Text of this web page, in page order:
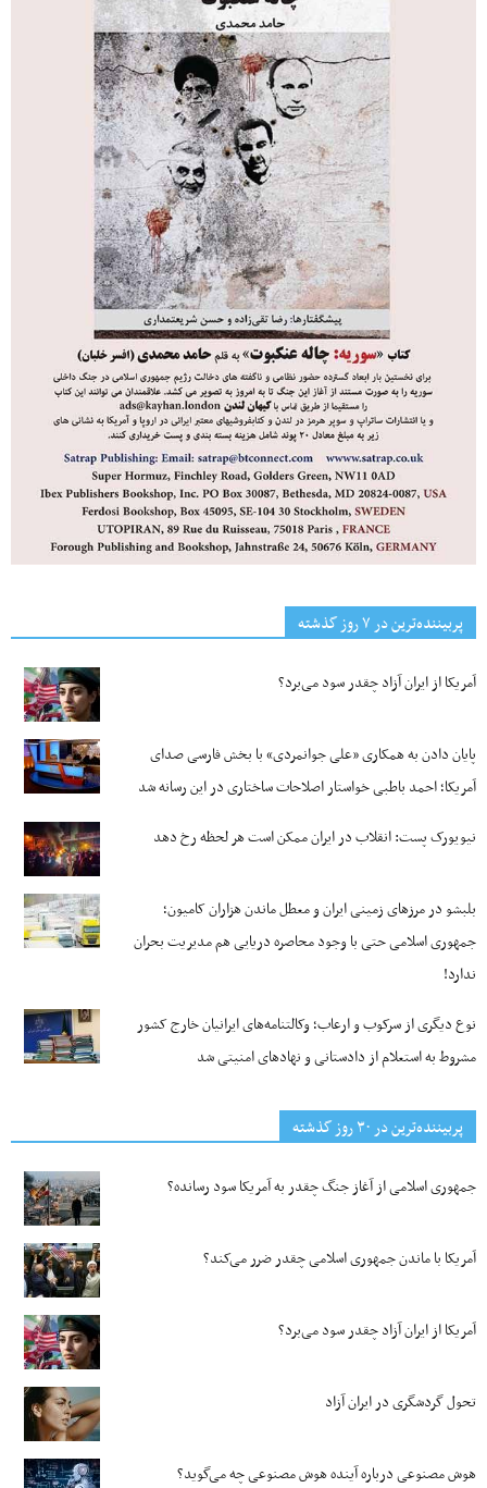
پربیننده‌ترین‌ در ۷ روز گذشته
آمریکا از ایران آزاد چقدر سود می‌برد؟
پایان دادن به همکاری «علی جوانمردی» با بخش فارسی صدای
آمریکا؛ احمد باطبی خواستار اصلاحات ساختاری در این رسانه شد
نیویورک پست: انقلاب در ایران ممکن است هر لحظه رخ دهد
بلبشو در مرزهای زمینی ایران و معطل ماندن هزاران کامیون؛
جمهوری اسلامی حتی با وجود محاصره دریایی هم مدیریت بحران
ندارد!
نوع دیگری از سرکوب و ارعاب؛ وکالتنامه‌های ایرانیان خارج کشور
مشروط به استعلام از دادستانی و نهادهای امنیتی شد
پربیننده‌ترین‌ در ۳۰ روز گذشته
جمهوری اسلامی از آغاز جنگ چقدر به آمریکا سود رسانده؟
آمریکا با ماندن جمهوری اسلامی چقدر ضرر می‌کند؟
آمریکا از ایران آزاد چقدر سود می‌برد؟
تحول گردشگری در ایران آزاد
هوش مصنوعی درباره آینده هوش مصنوعی چه می‌گوید؟